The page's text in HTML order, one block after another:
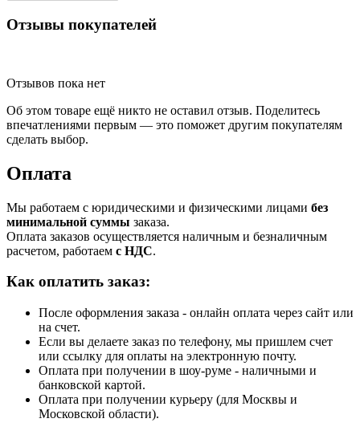
Отзывы покупателей
Отзывов пока нет
Об этом товаре ещё никто не оставил отзыв. Поделитесь
впечатлениями первым — это поможет другим покупателям
сделать выбор.
Оплата
Мы работаем с юридическими и физическими лицами без
минимальной суммы заказа.
Оплата заказов осуществляется наличным и безналичным
расчетом, работаем с НДС.
Как оплатить заказ:
После оформления заказа - онлайн оплата через сайт или
на счет.
Если вы делаете заказ по телефону, мы пришлем счет
или ссылку для оплаты на электронную почту.
Оплата при получении в шоу-руме - наличными и
банковской картой.
Оплата при получении курьеру (для Москвы и
Московской области).